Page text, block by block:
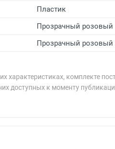
Пластик
Прозрачный розовый
Прозрачный розовый
характеристиках, комплекте
доступных к моменту